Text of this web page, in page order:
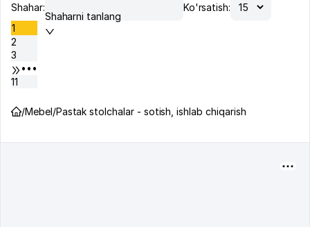
Shahar:
Shaharni tanlang
Ko'rsatish:
1
2
3
•••
11
/Mebel/Pastak stolchalar - sotish, ishlab chiqarish